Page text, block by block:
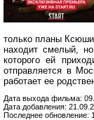
только планы
находит смелый,
которого ей
отправляется в
работает ее
Дата выхода фильма:
Дата добавления:
Последнее обновление: